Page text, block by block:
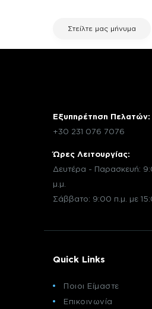
Στείλτε μας μήνυμα
Εξυπηρέτηση Πελατών:
+30 231 076 7076
Ώρες Λειτουργίας:
Δευτέρα - Παρασκευή:
μ.μ.
Σάββατο: 9:00 π.μ. με
Quick Links
Ποιοι Είμαστε
Επικοινωνία